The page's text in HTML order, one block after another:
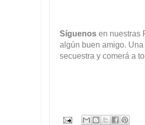
Síguenos en nuestras
algún buen amigo.
secuestra y comerá a